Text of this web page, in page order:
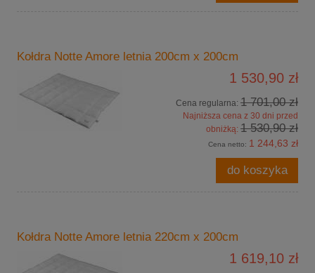
Kołdra Notte Amore letnia 200cm x 200cm
1 530,90 zł
Cena regularna: 1 701,00 zł
Najniższa cena z 30 dni przed
obniżką: 1 530,90 zł
Cena netto: 1 244,63 zł
do koszyka
Kołdra Notte Amore letnia 220cm x 200cm
1 619,10 zł